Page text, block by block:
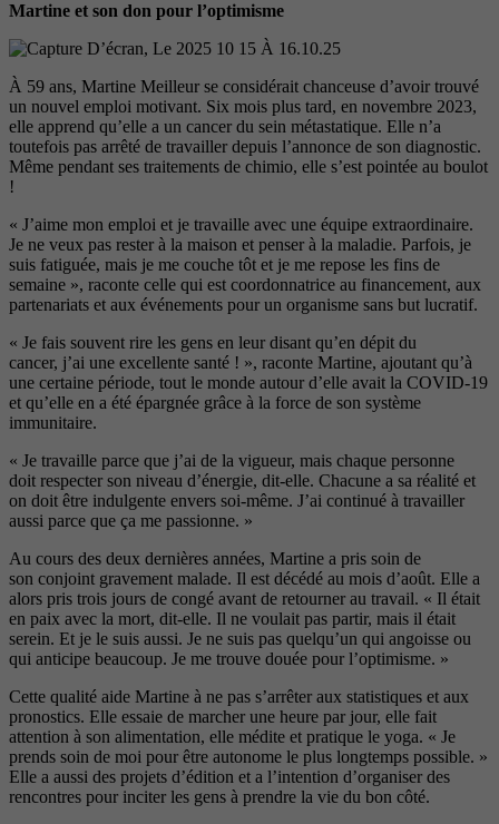
Martine et son don pour l’optimisme
À 59 ans, Martine Meilleur se considérait chanceuse d’avoir trouvé
un nouvel emploi motivant. Six mois plus tard, en novembre 2023,
elle apprend qu’elle a un cancer du sein métastatique. Elle n’a
toutefois pas arrêté de travailler depuis l’annonce de son diagnostic.
Même pendant ses traitements de chimio, elle s’est pointée au boulot
!
« J’aime mon emploi et je travaille avec une équipe extraordinaire.
Je ne veux pas rester à la maison et penser à la maladie. Parfois, je
suis fatiguée, mais je me couche tôt et je me repose les fins de
semaine », raconte celle qui est coordonnatrice au financement, aux
partenariats et aux événements pour un organisme sans but lucratif.
« Je fais souvent rire les gens en leur disant qu’en dépit du
cancer, j’ai une excellente santé ! », raconte Martine, ajoutant qu’à
une certaine période, tout le monde autour d’elle avait la COVID-19
et qu’elle en a été épargnée grâce à la force de son système
immunitaire.
« Je travaille parce que j’ai de la vigueur, mais chaque personne
doit respecter son niveau d’énergie, dit-elle. Chacune a sa réalité et
on doit être indulgente envers soi-même. J’ai continué à travailler
aussi parce que ça me passionne. »
Au cours des deux dernières années, Martine a pris soin de
son conjoint gravement malade. Il est décédé au mois d’août. Elle a
alors pris trois jours de congé avant de retourner au travail. « Il était
en paix avec la mort, dit-elle. Il ne voulait pas partir, mais il était
serein. Et je le suis aussi. Je ne suis pas quelqu’un qui angoisse ou
qui anticipe beaucoup. Je me trouve douée pour l’optimisme. »
Cette qualité aide Martine à ne pas s’arrêter aux statistiques et aux
pronostics. Elle essaie de marcher une heure par jour, elle fait
attention à son alimentation, elle médite et pratique le yoga. « Je
prends soin de moi pour être autonome le plus longtemps possible. »
Elle a aussi des projets d’édition et a l’intention d’organiser des
rencontres pour inciter les gens à prendre la vie du bon côté.